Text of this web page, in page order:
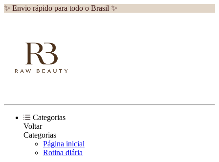
✨ Envio rápido para todo o Brasil ✨
Categorias
Voltar
Categorias
Página inicial
Rotina diária